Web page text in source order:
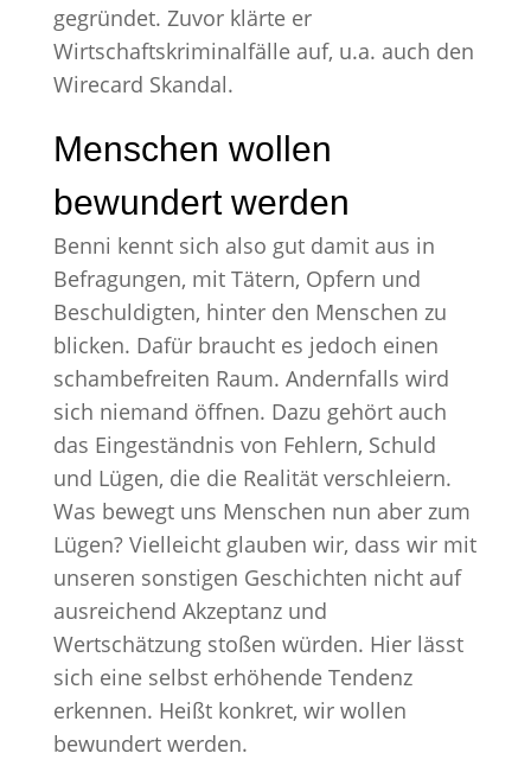
gegründet. Zuvor klärte er
Wirtschaftskriminalfälle auf, u.a. auch den
Wirecard Skandal.
Menschen wollen
bewundert werden
Benni kennt sich also gut damit aus in
Befragungen, mit Tätern, Opfern und
Beschuldigten, hinter den Menschen zu
blicken. Dafür braucht es jedoch einen
schambefreiten Raum. Andernfalls wird
sich niemand öffnen. Dazu gehört auch
das Eingeständnis von Fehlern, Schuld
und Lügen, die die Realität verschleiern.
Was bewegt uns Menschen nun aber zum
Lügen? Vielleicht glauben wir, dass wir mit
unseren sonstigen Geschichten nicht auf
ausreichend Akzeptanz und
Wertschätzung stoßen würden. Hier lässt
sich eine selbst erhöhende Tendenz
erkennen. Heißt konkret, wir wollen
bewundert werden.